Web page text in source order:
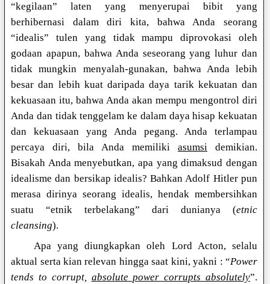
“kegilaan” laten yang menyerupai bibit yang
berhibernasi dalam diri kita, bahwa Anda seorang
“idealis” tulen yang tidak mampu diprovokasi oleh
godaan apapun, bahwa Anda seseorang yang luhur dan
tidak mungkin menyalah-gunakan, bahwa Anda lebih
besar dan lebih kuat daripada daya tarik kekuatan dan
kekuasaan itu, bahwa Anda akan mempu mengontrol diri
Anda dan tidak tenggelam ke dalam daya hisap kekuatan
dan kekuasaan yang Anda pegang. Anda terlampau
percaya diri, bila Anda memilikiasumsi demikian.
Bisakah Anda menyebutkan, apa yang dimaksud dengan
idealisme dan bersikap idealis? Bahkan Adolf Hitler pun
merasa dirinya seorang idealis, hendak membersihkan
suatu “etnik terbelakang” dari dunianya (etnic
cleansing).
Apa yang diungkapkan oleh Lord Acton, selalu
aktual serta kian relevan hingga saat kini, yakni : “Power
tends to corrupt, absolute power corrupts absolutely”.